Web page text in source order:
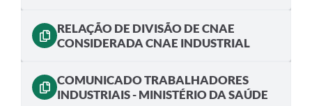
RELAÇÃO DE DIVISÃO DE CNAE
CONSIDERADA CNAE INDUSTRIAL
COMUNICADO TRABALHADORES
INDUSTRIAIS - MINISTÉRIO DA SAÚDE